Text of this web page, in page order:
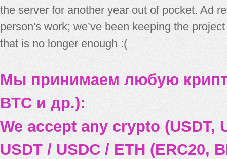
the server for another year out of pocket. Ad
person's work; we’ve been keeping the
that is no longer enough :(
Мы принимаем любую
BTC и др.):
We accept any crypto (USDT,
USDT / USDC / ETH (ERC20,